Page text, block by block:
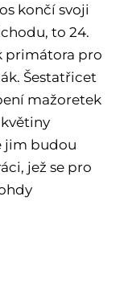
končí svoji
to 24.
primátora pro
Šestatřicet
mažoretek
jim budou
jež se pro